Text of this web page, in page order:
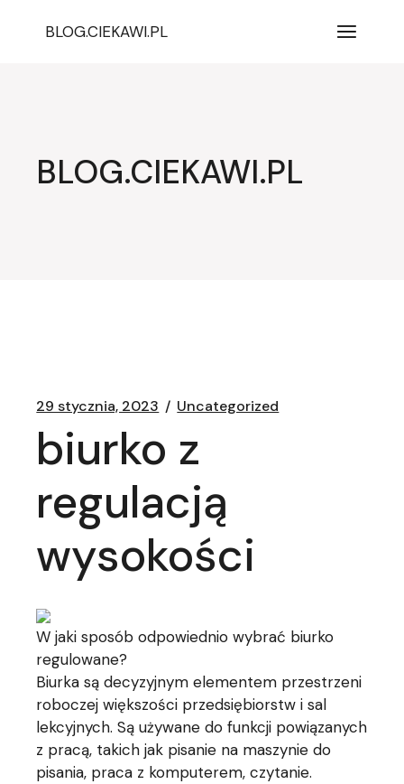
BLOG.CIEKAWI.PL
BLOG.CIEKAWI.PL
29 stycznia, 2023 Uncategorized
biurko z
regulacją
wysokości
W jaki sposób odpowiednio wybrać biurko
regulowane?
Biurka są decyzyjnym elementem przestrzeni
roboczej większości przedsiębiorstw i sal
lekcyjnych. Są używane do funkcji powiązanych
z pracą, takich jak pisanie na maszynie do
pisania, praca z komputerem, czytanie.